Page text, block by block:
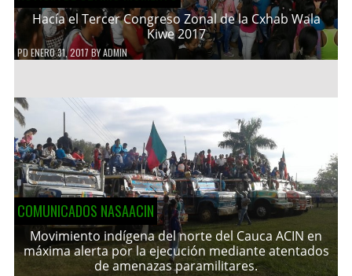
Hacía el Tercer Congreso Zonal de la Cxhab Wala
Kiwe 2017
PDENERO 31, 2017 BYADMIN
COMUNICADOS NASAACIN
Movimiento indígena del norte del Cauca ACIN en
máxima alerta por la ejecución mediante atentados
de amenazas paramilitares.